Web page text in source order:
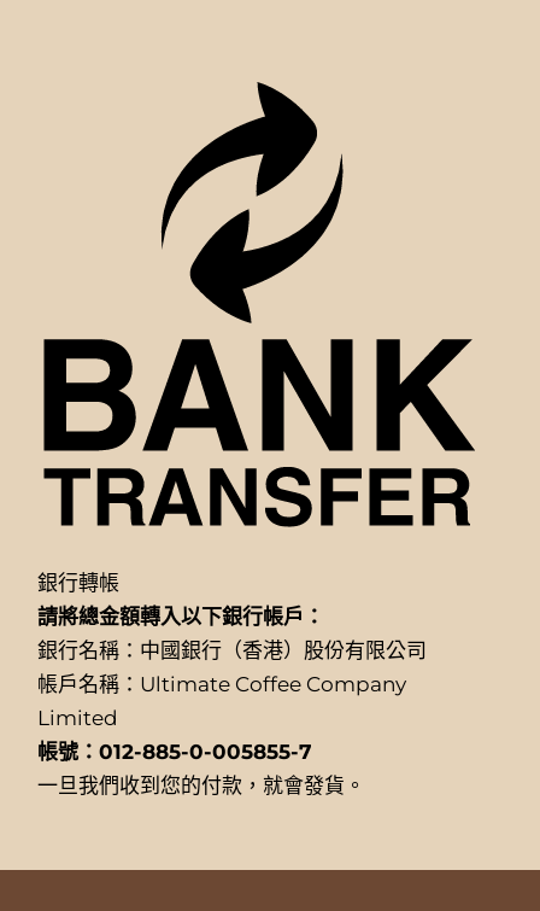
銀行轉帳
請將總金額轉入以下銀行帳戶：
銀行名稱：中國銀行（香港）股份有限公司
帳戶名稱：Ultimate Coffee Company
Limited
帳號：012-885-0-005855-7
一旦我們收到您的付款，就會發貨。